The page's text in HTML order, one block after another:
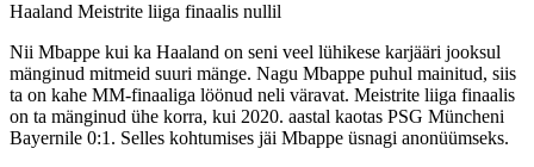
Haaland Meistrite liiga finaalis nullil
Nii Mbappe kui ka Haaland on seni veel lühikese karjääri jooksul
mänginud mitmeid suuri mänge. Nagu Mbappe puhul mainitud, siis
ta on kahe MM-finaaliga löönud neli väravat. Meistrite liiga finaalis
on ta mänginud ühe korra, kui 2020. aastal kaotas PSG Müncheni
Bayernile 0:1. Selles kohtumises jäi Mbappe üsnagi anonüümseks.